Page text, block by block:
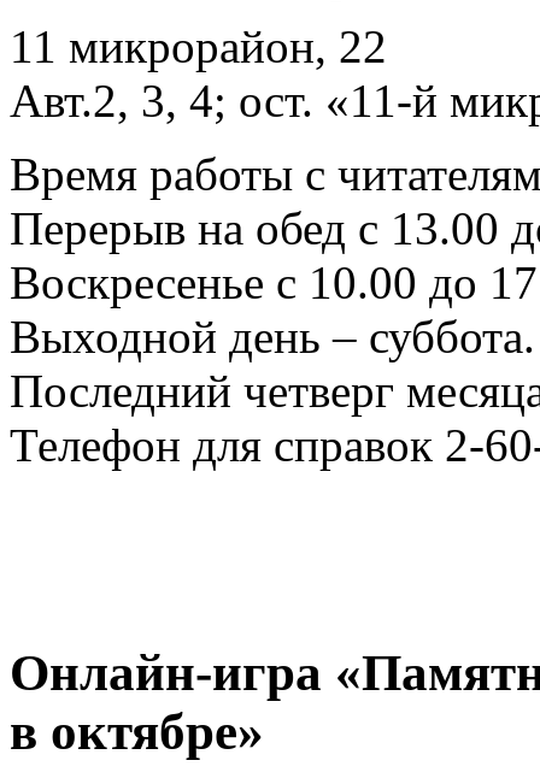
11 микрорайон, 22
Авт.2, 3, 4; ост. «11-й
Время работы с
Перерыв на обед с 13.00
Воскресенье с 10.00 до
Выходной день – суббота.
Последний четверг
Телефон для справок 2-
Онлайн-игра
в октябре»